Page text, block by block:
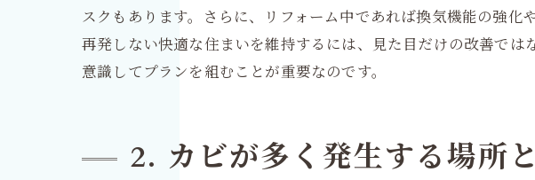
スクもあります。さらに、リフォーム中であれば換気機能の強
再発しない快適な住まいを維持するには、見た目だけの改善で
意識してプランを組むことが重要なのです。
2. カビが多く発生する場所